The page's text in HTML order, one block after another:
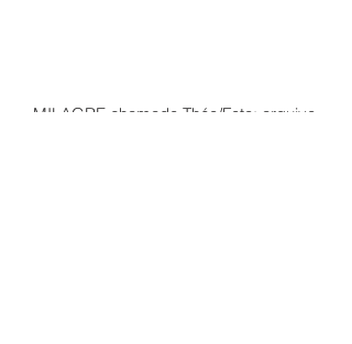
MILAGRE chamado Théo/Foto: arquivo